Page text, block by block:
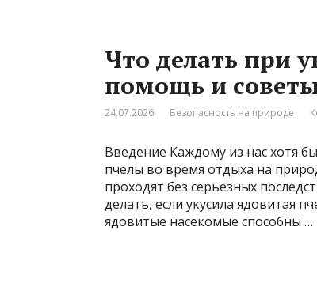
Что делать при
помощь и
24.07.2026 Безопасность на природе
Введение Каждому из нас хотя
пчелы во время отдыха на
проходят без серьезных
делать, если укусила ядовитая
ядовитые насекомые способны …